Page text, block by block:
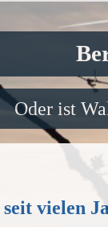
Oder ist
vielen